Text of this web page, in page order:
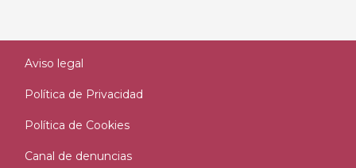
adelantaréis mucho en el camino de la virtud.“
Aviso legal
Política de Privacidad
Política de Cookies
Canal de denuncias